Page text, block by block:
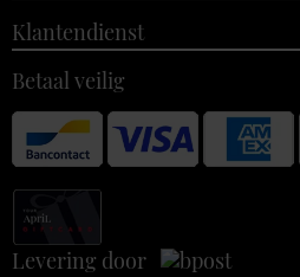
Klantendienst
Betaal veilig
Levering door